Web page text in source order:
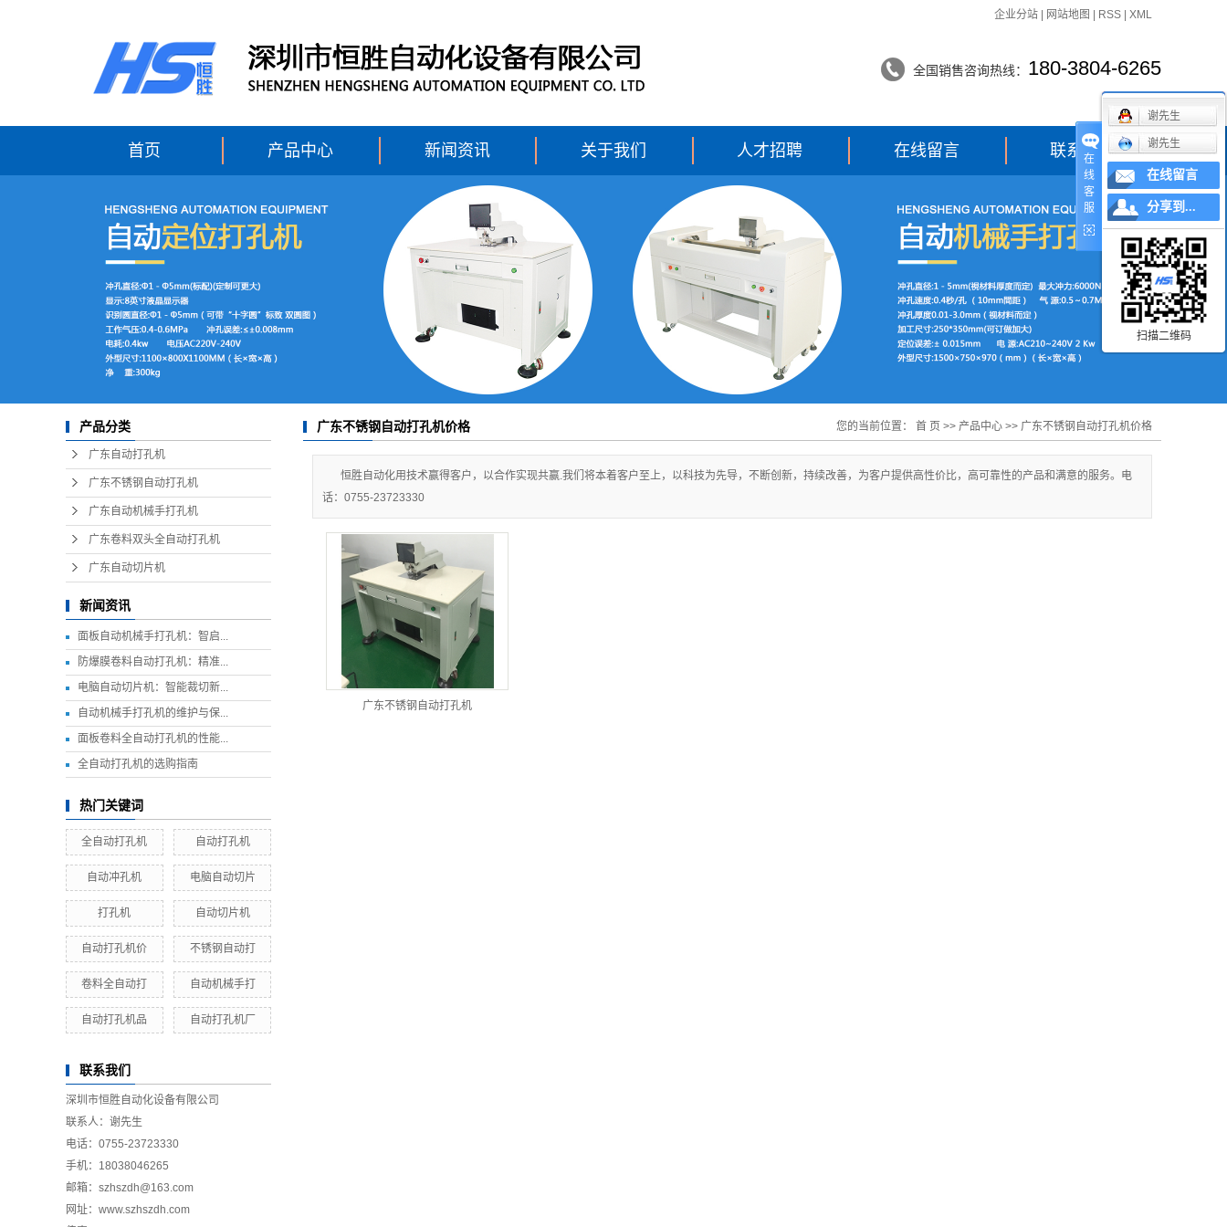
企业分站 网站地图 RSS XML
全国销售咨询热线： 180-3804-6265
首页 产品中心 新闻资讯 关于我们 人才招聘 在线留言 联系我们
产品分类
广东自动打孔机
广东不锈钢自动打孔机
广东自动机械手打孔机
广东卷料双头全自动打孔机
广东自动切片机
新闻资讯
面板自动机械手打孔机：智启...
防爆膜卷料自动打孔机：精准...
电脑自动切片机：智能裁切新...
自动机械手打孔机的维护与保...
面板卷料全自动打孔机的性能...
全自动打孔机的选购指南
热门关键词
全自动打孔机 自动打孔机
自动冲孔机 电脑自动切片
打孔机 自动切片机
自动打孔机价 不锈钢自动打
卷料全自动打 自动机械手打
自动打孔机品 自动打孔机厂
联系我们
深圳市恒胜自动化设备有限公司
联系人：谢先生
电话：0755-23723330
手机：18038046265
邮箱：szhszdh@163.com
网址：www.szhszdh.com
广东不锈钢自动打孔机价格 您的当前位置： 首 页 >> 产品中心 >> 广东不锈钢自动打孔机价格
恒胜自动化用技术赢得客户，以合作实现共赢.我们将本着客户至上，以科技为先导，不断创新，持续改善，为客户提供高性价比，高可靠性的产品和满意的服务。电
话：0755-23723330
广东不锈钢自动打孔机
在
线
客
服
谢先生
谢先生
在线留言
分享到...
扫描二维码